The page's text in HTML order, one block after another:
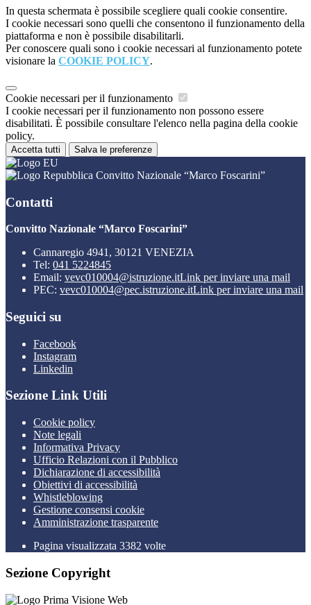
In questa schermata è possibile scegliere quali cookie consentire.
I cookie necessari sono quelli che consentono il funzionamento della
piattaforma e non è possibile disabilitarli.
Per conoscere quali sono i cookie necessari al funzionamento potete
visionare la COOKIE POLICY.
Cookie necessari per il funzionamento
I cookie necessari per il funzionamento non possono essere
disabilitati. È possibile consultare l'elenco nella pagina della cookie
policy.
Accetta tutti Salva le preferenze
Convitto Nazionale “Marco Foscarini”
Contatti
Convitto Nazionale “Marco Foscarini”
Cannaregio 4941, 30121 VENEZIA
Tel: 041 5224845
Email: vevc010004@istruzione.itLink per inviare una mail
PEC: vevc010004@pec.istruzione.itLink per inviare una mail
Seguici su
Facebook
Instagram
Linkedin
Sezione Link Utili
Cookie policy
Note legali
Informativa Privacy
Ufficio Relazioni con il Pubblico
Dichiarazione di accessibilità
Obiettivi di accessibilità
Whistleblowing
Gestione consensi cookie
Amministrazione trasparente
Pagina visualizzata 3382 volte
Sezione Copyright